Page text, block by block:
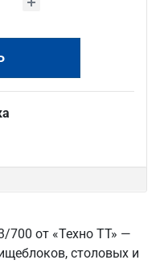
700 от «Техно ТТ» —
столовых и